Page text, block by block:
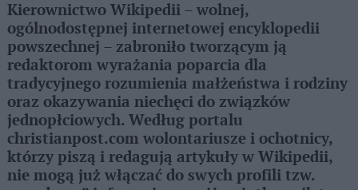
Kierownictwo Wikipedii – wolnej,
ogólnodostępnej internetowej encyklopedii
powszechnej – zabroniło tworzącym ją
redaktorom wyrażania poparcia dla
tradycyjnego rozumienia małżeństwa i rodziny
oraz okazywania niechęci do związków
jednopłciowych. Według portalu
christianpost.com wolontariusze i ochotnicy,
którzy piszą i redagują artykuły w Wikipedii,
nie mogą już włączać do swych profili tzw.